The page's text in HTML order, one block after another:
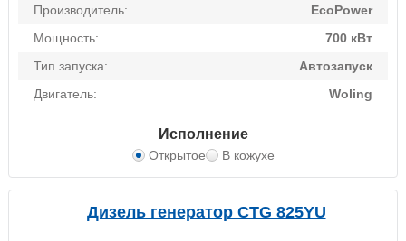
Производитель:
EcoPower
Мощность:
700 кВт
Тип запуска:
Автозапуск
Двигатель:
Woling
Исполнение
Открытое В кожухе
Дизель генератор CTG 825YU